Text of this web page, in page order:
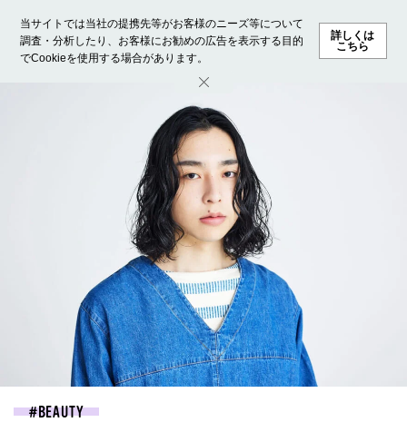
当サイトでは当社の提携先等がお客様のニーズ等について
調査・分析したり、お客様にお勧めの広告を表示する目的
でCookieを使用する場合があります。
詳しくは
こちら
ホーム モデル募集 ランキング ファッション ビューテ
BEAUTY